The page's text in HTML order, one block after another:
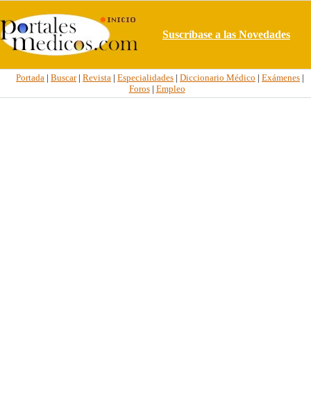
Suscríbase a las Novedades
Portada | Buscar| Revista | Especialidades | Diccionario Médico | Exámenes |
Foros| Empleo